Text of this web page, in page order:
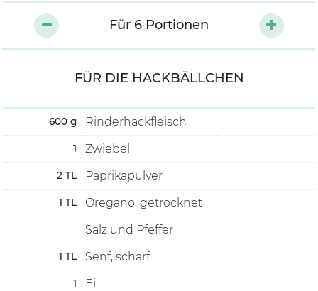
Für 6Portionen
FÜR DIE HACKBÄLLCHEN
600 g Rinderhackfleisch
1 Zwiebel
2 TL Paprikapulver
1 TL
Oregano, getrocknet
Salz und Pfeffer
1 TL Senf, scharf
1 Ei